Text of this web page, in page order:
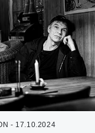
- 17.10.2024